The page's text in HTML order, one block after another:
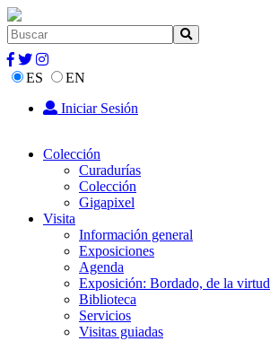
ES
EN
Iniciar Sesión
Colección
Curadurías
Colección
Gigapixel
Visita
Información general
Exposiciones
Agenda
Exposición: Bordado, de la virtud
Biblioteca
Servicios
Visitas guiadas